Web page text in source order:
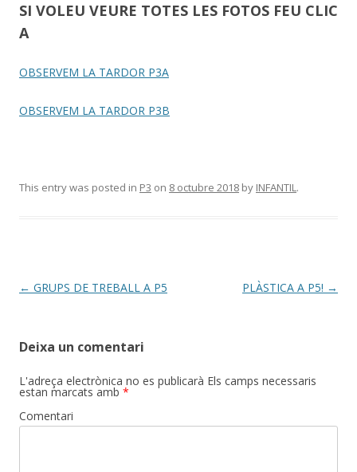
SI VOLEU VEURE TOTES LES FOTOS FEU CLIC
A
OBSERVEM LA TARDOR P3A
OBSERVEM LA TARDOR P3B
This entry was posted in P3 on 8 octubre 2018 by INFANTIL.
Post
← GRUPS DE TREBALL A P5 PLÀSTICA A P5! →
Deixa un comentari
L'adreça electrònica no es publicarà Els camps necessaris
estan marcats amb *
Comentari